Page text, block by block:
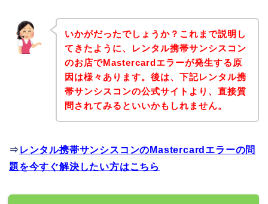
いかがだったでしょうか？これまで説明し
てきたように、レンタル携帯サンシスコン
のお店でMastercardエラーが発生する原
因は様々あります。後は、下記レンタル携
帯サンシスコンの公式サイトより、直接質
問されてみるといいかもしれません。
⇒ レンタル携帯サンシスコンのMastercardエラーの問
題を今すぐ解決したい方はこちら